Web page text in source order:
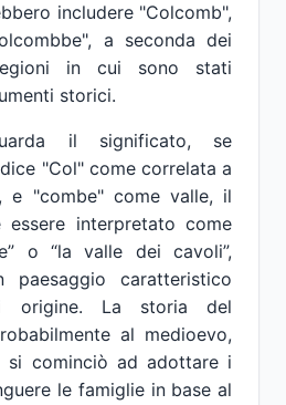
includere "Colcomb",
a seconda dei
in cui sono stati
storici.
il significato, se
"Col" come correlata a
e "combe" come valle, il
essere interpretato come
o “la valle dei cavoli”,
paesaggio caratteristico
origine. La storia del
al medioevo,
si cominciò ad adottare i
le famiglie in base al